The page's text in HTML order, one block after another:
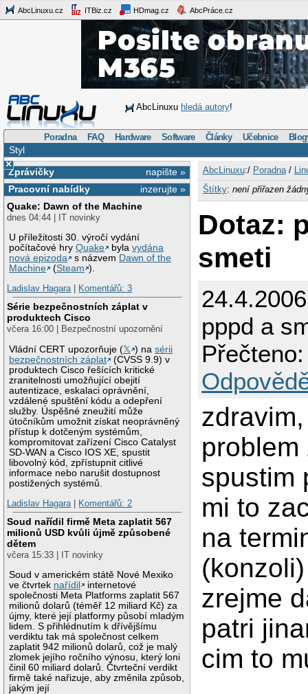
AbcLinuxu.cz ITBiz.cz HDmag.cz AbcPráce.cz
AbcLinuxu hledá autory!
Poradna FAQ Hardware Software Články Učebnice
Styl
×
napište »
Zprávičky
inzerujte »
Pracovní nabídky
Quake: Dawn of the Machine
dnes 04:44 | IT novinky
U příležitosti 30. výročí vydání
počítačové hryQuake bylavydána
nová epizoda
s názvem Dawn of the
Machine
(Steam ).
Ladislav Hagara| Komentářů: 3
Série bezpečnostních záplat v
produktech Cisco
včera 16:00 | Bezpečnostní upozornění
Vládní CERT upozorňuje (𝕏 ) nasérii
bezpečnostních záplat
(CVSS 9.9) v
produktech Cisco řešících kritické
zranitelnosti umožňující obejití
autentizace, eskalaci oprávnění,
vzdálené spuštění kódu a odepření
služby. Úspěšné zneužití může
útočníkům umožnit získat neoprávněný
přístup k dotčeným systémům,
kompromitovat zařízení Cisco Catalyst
SD-WAN a Cisco IOS XE, spustit
libovolný kód, zpřístupnit citlivé
informace nebo narušit dostupnost
postižených systémů.
Ladislav Hagara| Komentářů: 2
Soud nařídil firmě Meta zaplatit 567
milionů USD kvůli újmě způsobené
dětem
včera 15:33 | IT novinky
Soud v americkém státě Nové Mexiko
ve čtvrtek nařídil
internetové
společnosti Meta Platforms zaplatit 567
milionů dolarů (téměř 12 miliard Kč) za
újmy, které její platformy působí mladým
lidem. S přihlédnutím k dřívějšímu
verdiktu tak má společnost celkem
zaplatit 942 milionů dolarů, což je malý
zlomek jejího ročního výnosu, který loni
činil 60 miliard dolarů. Čtvrteční verdikt
firmě také nařizuje, aby změnila způsob,
jakým její
AbcLinuxu:/ Poradna/
Štítky: není přiřazen
Dotaz:
smeti
pppd a
spustim
mi to
na
zrejme
patri
cim to